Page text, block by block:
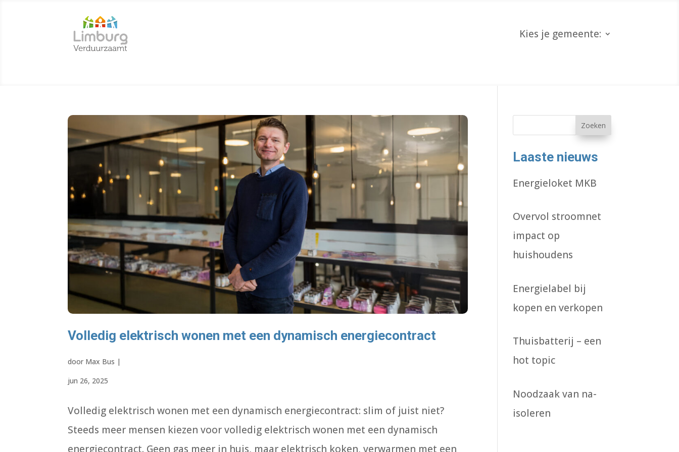
Kies je gemeente:
Volledig elektrisch wonen met een dynamisch energiecontract
door Max Bus |
jun 26, 2025
Volledig elektrisch wonen met een dynamisch energiecontract: slim of juist niet?
Steeds meer mensen kiezen voor volledig elektrisch wonen met een dynamisch
energiecontract. Geen gas meer in huis, maar elektrisch koken, verwarmen met een
Zoeken
Laaste nieuws
Energieloket MKB
Overvol stroomnet
impact op
huishoudens
Energielabel bij
kopen en verkopen
Thuisbatterij – een
hot topic
Noodzaak van na-
isoleren